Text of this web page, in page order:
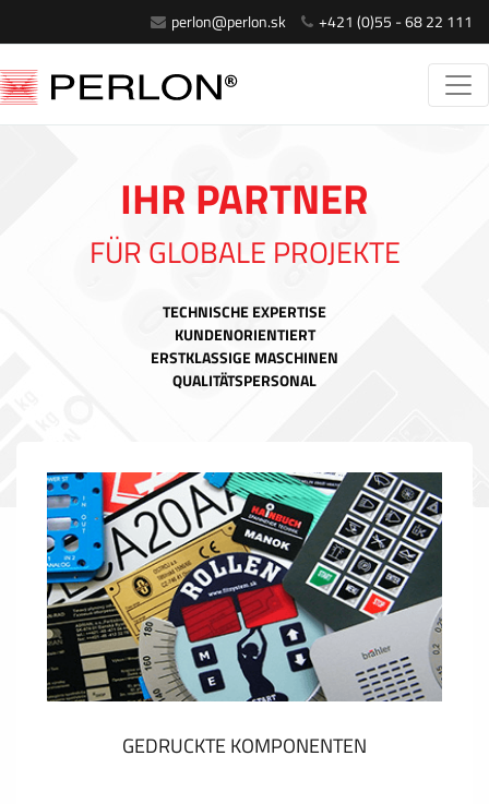
perlon@perlon.sk +421 (0)55 - 68 22 111
IHR PARTNER
FÜR GLOBALE PROJEKTE
TECHNISCHE EXPERTISE
KUNDENORIENTIERT
ERSTKLASSIGE MASCHINEN
QUALITÄTSPERSONAL
GEDRUCKTE KOMPONENTEN